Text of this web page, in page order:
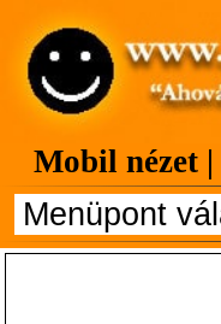
Mobil nézet |